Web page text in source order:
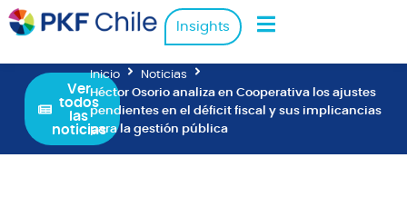
Insights
Ver
todos
las
noticias
Inicio
Noticias
Héctor Osorio analiza en Cooperativa los ajustes
pendientes en el déficit fiscal y sus implicancias
para la gestión pública